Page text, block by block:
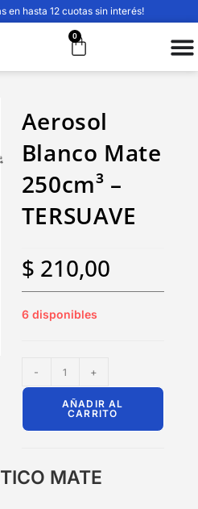
en hasta 12 cuotas sin interés!
0
Aerosol
Blanco Mate
250cm³ –
TERSUAVE
$ 210,00
6 disponibles
- +
AÑADIR AL
CARRITO
MATE